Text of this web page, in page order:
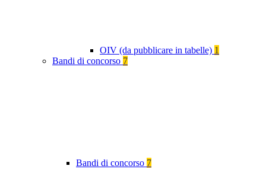
OIV (da pubblicare in tabelle) 1
Bandi di concorso 7
Bandi di concorso 7